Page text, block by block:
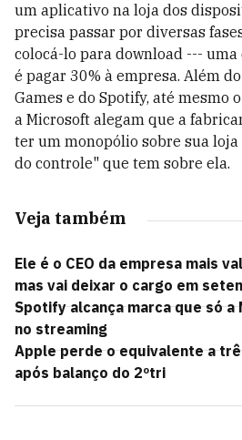
um aplicativo na loja dos
precisa passar por diversas
colocá-lo para download ---
é pagar 30% à empresa. Além
Games e do Spotify, até mesmo
a Microsoft alegam que a
ter um monopólio sobre sua
do controle" que tem sobre ela.
Veja também
Ele é o CEO da empresa mais
mas vai deixar o cargo em
Spotify alcança marca que só
no streaming
Apple perde o equivalente a
após balanço do 2ºtri